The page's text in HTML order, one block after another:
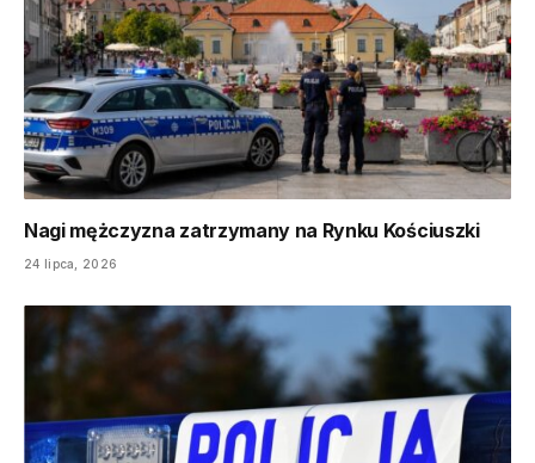
Nagi mężczyzna zatrzymany na Rynku Kościuszki
24 lipca, 2026